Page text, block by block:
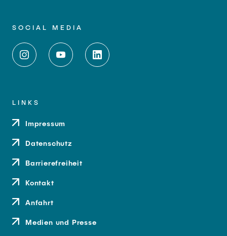
SOCIAL MEDIA
LINKS
Impressum
Datenschutz
Barrierefreiheit
Kontakt
Anfahrt
Medien und Presse